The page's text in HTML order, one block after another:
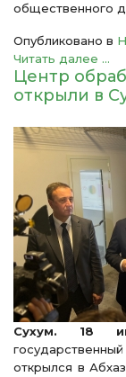
общественного
Опубликовано в
Читать далее ...
Центр
открыли в
Сухум. 18
открылся в